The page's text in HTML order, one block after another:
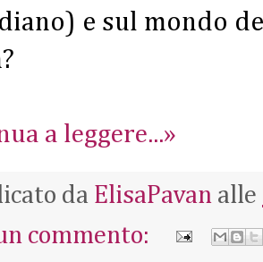
e sul mondo
a leggere...»
da ElisaPavan alle
commento: